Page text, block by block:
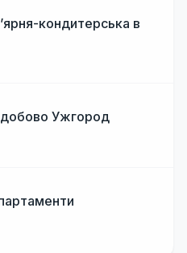
кондитерська в
Ужгород